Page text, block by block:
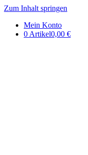
DE |
Zum Inhalt springen
Mein Konto
0 Artikel0,00 €